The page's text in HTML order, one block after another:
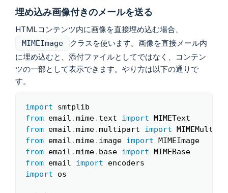
埋め込み画像付きのメールを送る
HTMLコンテンツ内に画像を直接埋め込む場合、
MIMEImage
クラスを使います。画像を直接メール内
に埋め込むと、添付ファイルとしてではなく、コンテン
ツの一部として表示できます。やり方は以下の通りで
す。
import
from email .mime. text import
from email .mime.multipart import
from email .mime. image import
MIMEImage
from email .mime. base import
MIMEBase
from email import
import os